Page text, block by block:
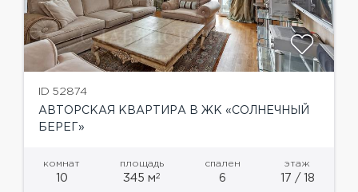
ID 52874
АВТОРСКАЯ КВАРТИРА В ЖК «СОЛНЕЧНЫЙ
БЕРЕГ»
комнат
10
площадь
345 м2
спален
6
этаж
17 / 18